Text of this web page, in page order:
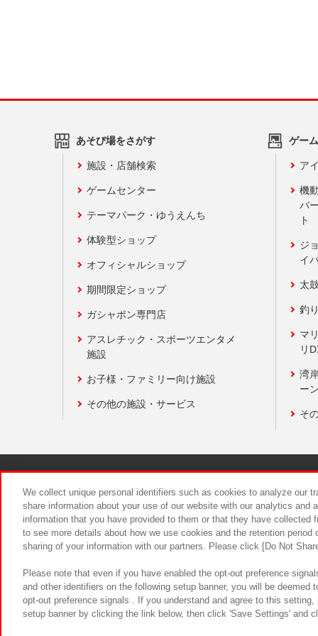
あそび場をさがす
施設・店舗検索
ゲームセンター
テーマパーク・ゆうえんち
体験型ショップ
オフィシャルショップ
期間限定ショップ
ガシャポン専門店
アスレチック・スポーツエンタメ
施設
お子様・ファミリー向け施設
その他の施設・サービス
ゲー
ア
機
バ
ト
ジ
イ
太
釣
マ
リ
湾
ー
そ
食品のご
We collect unique personal identifiers such as cookies to analyze our
share information about your use of our website with our analytics and
information that you have provided to them or that they have
to see more details about how we use cookies and the retention
sharing of your information with our partners. Please click [Do Not
Please note that even if you have enabled the opt-out preference
and other identifiers on the following setup banner, you will be
opt-out preference signals . If you understand and agree to this
setup banner by clicking the link below, then click 'Save Settings' and